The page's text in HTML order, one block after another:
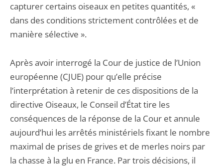
capturer certains oiseaux en petites quantités, «
dans des conditions strictement contrôlées et de
manière sélective ».
Après avoir interrogé la Cour de justice de l’Union
européenne (CJUE) pour qu’elle précise
l’interprétation à retenir de ces dispositions de la
directive Oiseaux, le Conseil d’État tire les
conséquences de la réponse de la Cour et annule
aujourd’hui les arrêtés ministériels fixant le nombre
maximal de prises de grives et de merles noirs par
la chasse à la glu en France. Par trois décisions, il